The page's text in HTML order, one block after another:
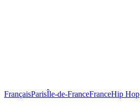
FrançaisParisÎle-de-FranceFranceHip Hop